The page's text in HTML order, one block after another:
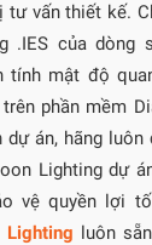
tư vấn thiết kế.
.IES của dòng
tính mật độ
phần mềm
án, hãng
Lighting dự
vệ quyền lợi
Lighting luôn